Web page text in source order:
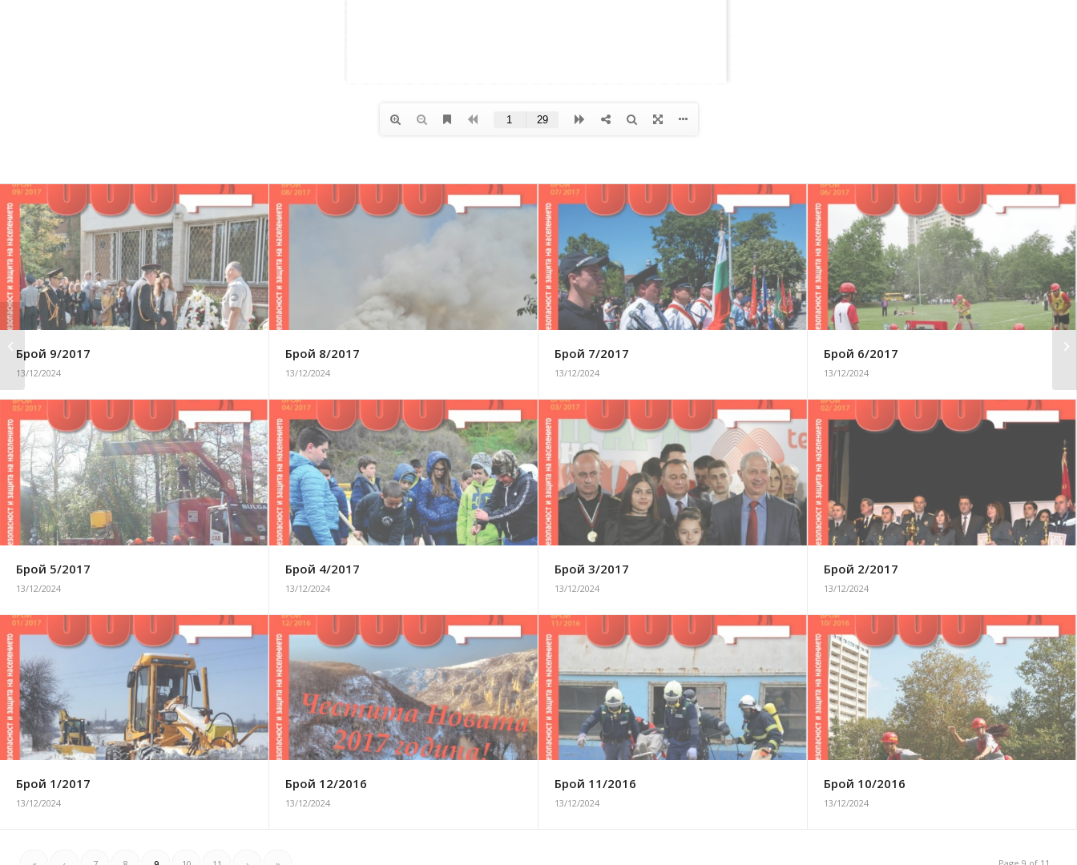
Брой 9/2017
13/12/2024
Брой 8/2017
13/12/2024
Брой 7/2017
13/12/2024
Брой 6/2017
13/12/2024
Брой 5/2017
13/12/2024
Брой 4/2017
13/12/2024
Брой 3/2017
13/12/2024
Брой 2/2017
13/12/2024
Брой 1/2017
13/12/2024
Брой 12/2016
13/12/2024
Брой 11/2016
13/12/2024
Брой 10/2016
13/12/2024